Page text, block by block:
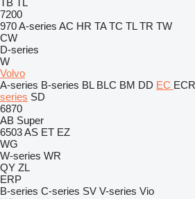
TB
TL
7200
970A-series AC HR TA TC TL TR TW
CW
D-series
W
Volvo
A-series B-series BL BLC BM DD EC ECR
series SD
6870
AB Super
6503AS ET EZ
WG
W-series WR
QY ZL
ERP
B-series C-series SV V-series Vio